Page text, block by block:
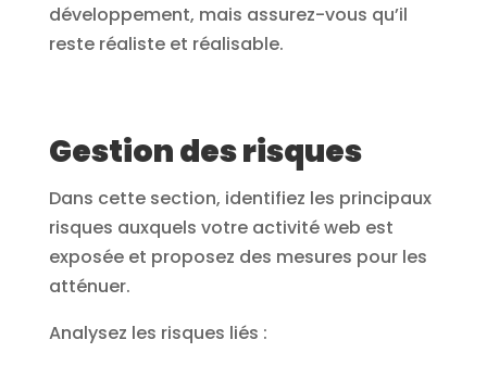
développement, mais assurez-vous qu’il
reste réaliste et réalisable.
Gestion des risques
Dans cette section, identifiez les principaux
risques auxquels votre activité web est
exposée et proposez des mesures pour les
atténuer.
Analysez les risques liés :